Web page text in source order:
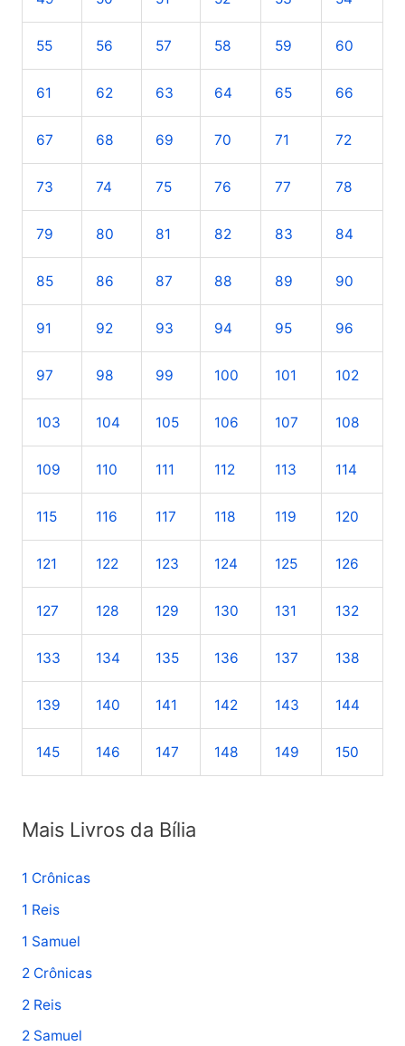
55 56 57 58 59 60
61 62 63 64 65 66
67 68 69 70 71 72
73 74 75 76 77 78
79 80 81 82 83 84
85 86 87 88 89 90
91 92 93 94 95 96
97 98 99 100 101 102
103 104 105 106 107 108
109 110 111 112 113 114
115 116 117 118 119 120
121 122 123 124 125 126
127 128 129 130 131 132
133 134 135 136 137 138
139 140 141 142 143 144
145 146 147 148 149 150
Mais Livros da Bília
1 Crônicas
1 Reis
1 Samuel
2 Crônicas
2 Reis
2 Samuel